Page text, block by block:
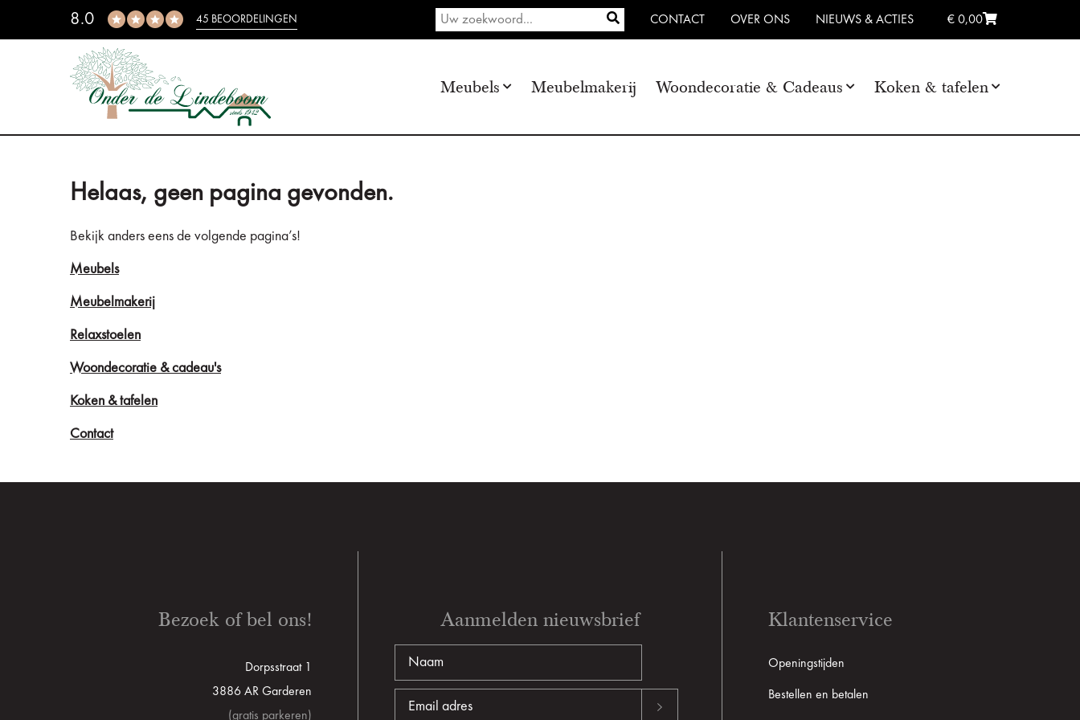
8.0 45 BEOORDELINGEN CONTACT OVER ONS NIEUWS & ACTIES € 0,00
Meubels Meubelmakerij Woondecoratie & Cadeaus Koken & tafelen
Helaas, geen pagina gevonden.
Bekijk anders eens de volgende pagina’s!
Meubels
Meubelmakerij
Relaxstoelen
Woondecoratie & cadeau's
Koken & tafelen
Contact
Aanmelden nieuwsbrief
Bezoek of bel ons!
Dorpsstraat 1
3886 AR Garderen
(gratis parkeren)
Klantenservice
Openingstijden
Bestellen en betalen